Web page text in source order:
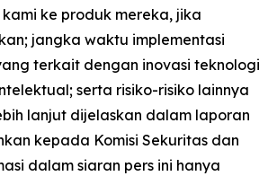
kami ke produk mereka, jika
jangka waktu implementasi
terkait dengan inovasi teknologi
serta risiko-risiko lainnya
lanjut dijelaskan dalam laporan
kepada Komisi Sekuritas dan
dalam siaran pers ini hanya